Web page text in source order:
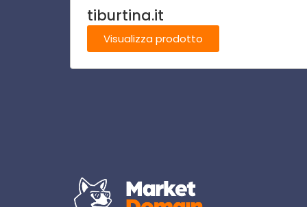
tiburtina.it
Visualizza prodotto